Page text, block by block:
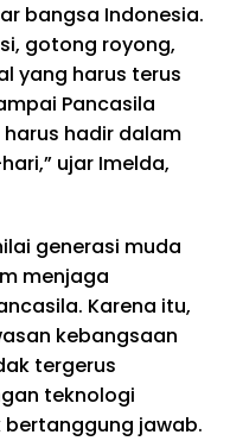
bangsa Indonesia.
gotong royong,
yang harus terus
Pancasila
hadir dalam
ujar Imelda,
generasi muda
menjaga
Karena itu,
kebangsaan
tergerus
teknologi
jawab.